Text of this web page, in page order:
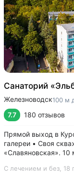
Санаторий
Железноводск100 м
7.7 180 отзывов
Прямой выход в
галереи • Своя
«Славяновская». 10
стол» — редкое
С лечением и без, 18